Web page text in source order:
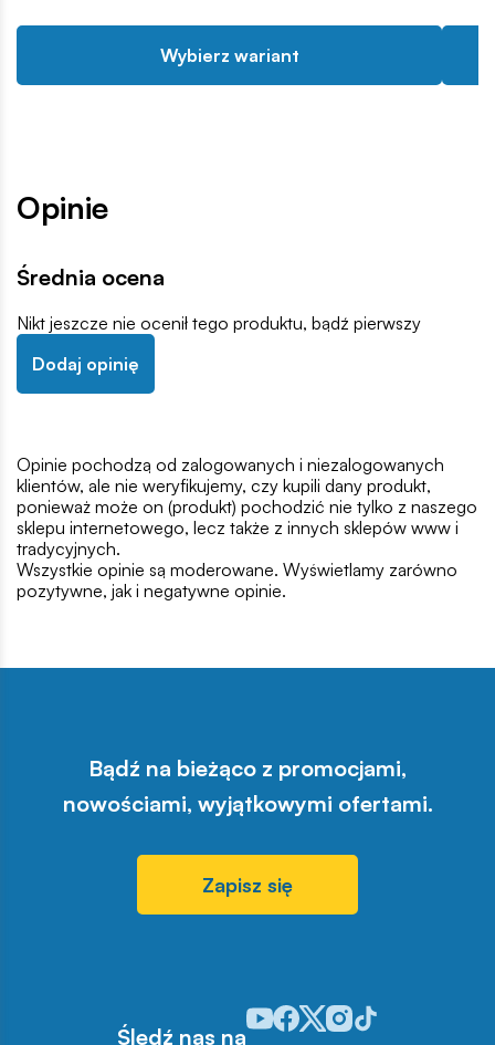
Wybierz wariant
Opinie
Średnia ocena
Nikt jeszcze nie ocenił tego produktu, bądź pierwszy
Dodaj opinię
Opinie pochodzą od zalogowanych i niezalogowanych
klientów, ale nie weryfikujemy, czy kupili dany produkt,
ponieważ może on (produkt) pochodzić nie tylko z naszego
sklepu internetowego, lecz także z innych sklepów www i
tradycyjnych.
Wszystkie opinie są moderowane. Wyświetlamy zarówno
pozytywne, jak i negatywne opinie.
Bądź na bieżąco z promocjami,
nowościami, wyjątkowymi ofertami.
Zapisz się
Śledź nas na
Odwiedź nasz profil w serwisie
Odwiedź nasz profil w
Odwiedź nasz profil w
Odwiedź nasz profil w
Odwiedź nasz